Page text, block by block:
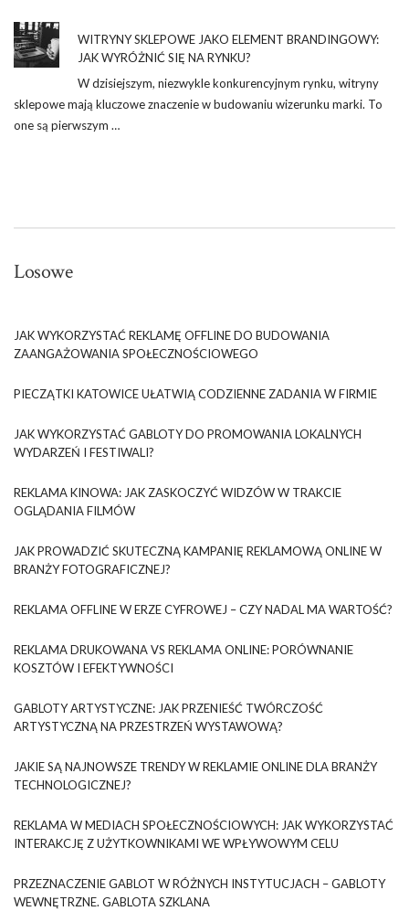
WITRYNY SKLEPOWE JAKO ELEMENT BRANDINGOWY:
JAK WYRÓŻNIĆ SIĘ NA RYNKU?
W dzisiejszym, niezwykle konkurencyjnym rynku, witryny
sklepowe mają kluczowe znaczenie w budowaniu wizerunku marki. To
one są pierwszym …
Losowe
JAK WYKORZYSTAĆ REKLAMĘ OFFLINE DO BUDOWANIA
ZAANGAŻOWANIA SPOŁECZNOŚCIOWEGO
PIECZĄTKI KATOWICE UŁATWIĄ CODZIENNE ZADANIA W FIRMIE
JAK WYKORZYSTAĆ GABLOTY DO PROMOWANIA LOKALNYCH
WYDARZEŃ I FESTIWALI?
REKLAMA KINOWA: JAK ZASKOCZYĆ WIDZÓW W TRAKCIE
OGLĄDANIA FILMÓW
JAK PROWADZIĆ SKUTECZNĄ KAMPANIĘ REKLAMOWĄ ONLINE W
BRANŻY FOTOGRAFICZNEJ?
REKLAMA OFFLINE W ERZE CYFROWEJ – CZY NADAL MA WARTOŚĆ?
REKLAMA DRUKOWANA VS REKLAMA ONLINE: PORÓWNANIE
KOSZTÓW I EFEKTYWNOŚCI
GABLOTY ARTYSTYCZNE: JAK PRZENIEŚĆ TWÓRCZOŚĆ
ARTYSTYCZNĄ NA PRZESTRZEŃ WYSTAWOWĄ?
JAKIE SĄ NAJNOWSZE TRENDY W REKLAMIE ONLINE DLA BRANŻY
TECHNOLOGICZNEJ?
REKLAMA W MEDIACH SPOŁECZNOŚCIOWYCH: JAK WYKORZYSTAĆ
INTERAKCJĘ Z UŻYTKOWNIKAMI WE WPŁYWOWYM CELU
PRZEZNACZENIE GABLOT W RÓŻNYCH INSTYTUCJACH – GABLOTY
WEWNĘTRZNE. GABLOTA SZKLANA